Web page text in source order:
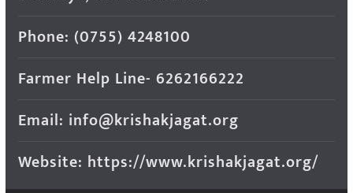
Phone: (0755) 4248100
Farmer Help Line- 6262166222
Email: info@krishakjagat.org
Website: https://www.krishakjagat.org/